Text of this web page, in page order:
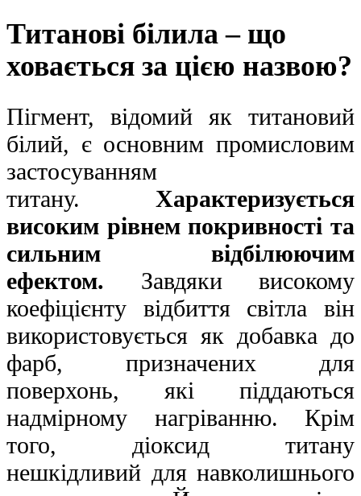
Титанові білила – що
ховається за цією назвою?
Пігмент, відомий як титановий
білий, є основним промисловим
застосуванням
титану.
Характеризується
високим рівнем покривності та
сильним відбілюючим
ефектом.
Завдяки високому
коефіцієнту відбиття світла він
використовується як добавка до
фарб, призначених для
поверхонь, які піддаються
надмірному нагріванню. Крім
того, діоксид титану
нешкідливий для навколишнього